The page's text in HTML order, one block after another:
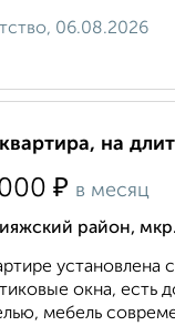
06.08.2026
на
₽ в месяц
район,
установлена
окна, есть
мебель